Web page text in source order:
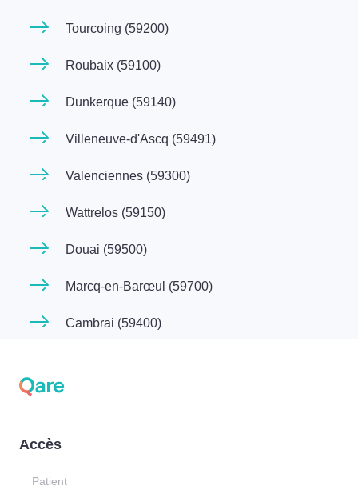
Tourcoing (59200)
Roubaix (59100)
Dunkerque (59140)
Villeneuve-d'Ascq (59491)
Valenciennes (59300)
Wattrelos (59150)
Douai (59500)
Marcq-en-Barœul (59700)
Cambrai (59400)
Accès
Patient